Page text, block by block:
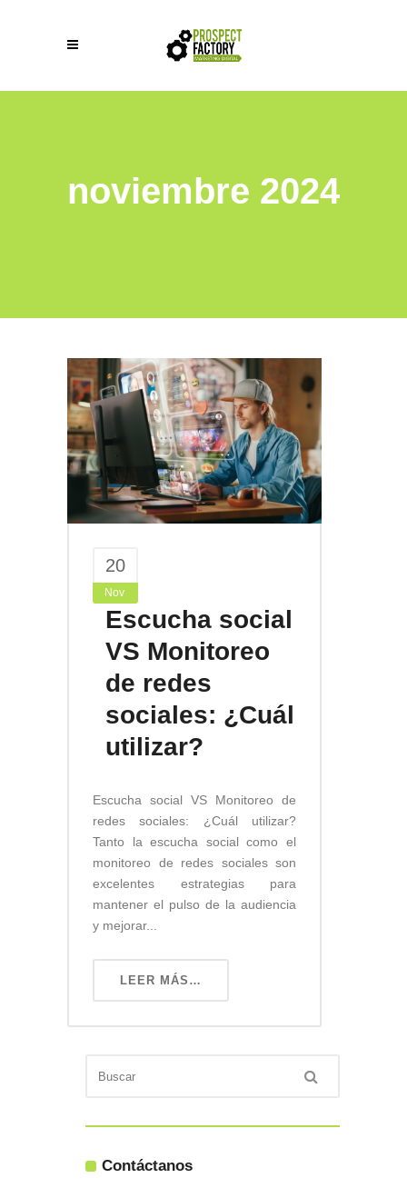
noviembre 2024
20
Nov
Escucha social
VS Monitoreo
de redes
sociales: ¿Cuál
utilizar?
Escucha social VS Monitoreo de
redes sociales: ¿Cuál utilizar?
Tanto la escucha social como el
monitoreo de redes sociales son
excelentes estrategias para
mantener el pulso de la audiencia
y mejorar...
LEER MÁS…
Contáctanos